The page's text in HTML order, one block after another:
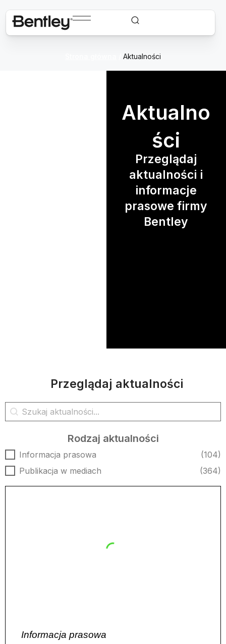
Aktualności
Aktualno
ści
Przeglądaj
aktualności i
informacje
prasowe firmy
Bentley
Przeglądaj aktualności
Wyszukiwanie aktualności
Wyszukaj treść
Rodzaj aktualności
Rodzaj aktualności
Informacja prasowa
(104)
Publikacja w mediach
(364)
Informacja prasowa